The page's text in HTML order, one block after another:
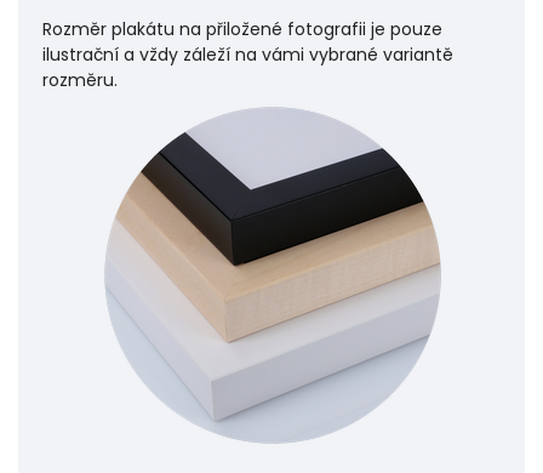
Rozměr plakátu na přiložené fotografii je pouze
ilustrační a vždy záleží na vámi vybrané variantě
rozměru.